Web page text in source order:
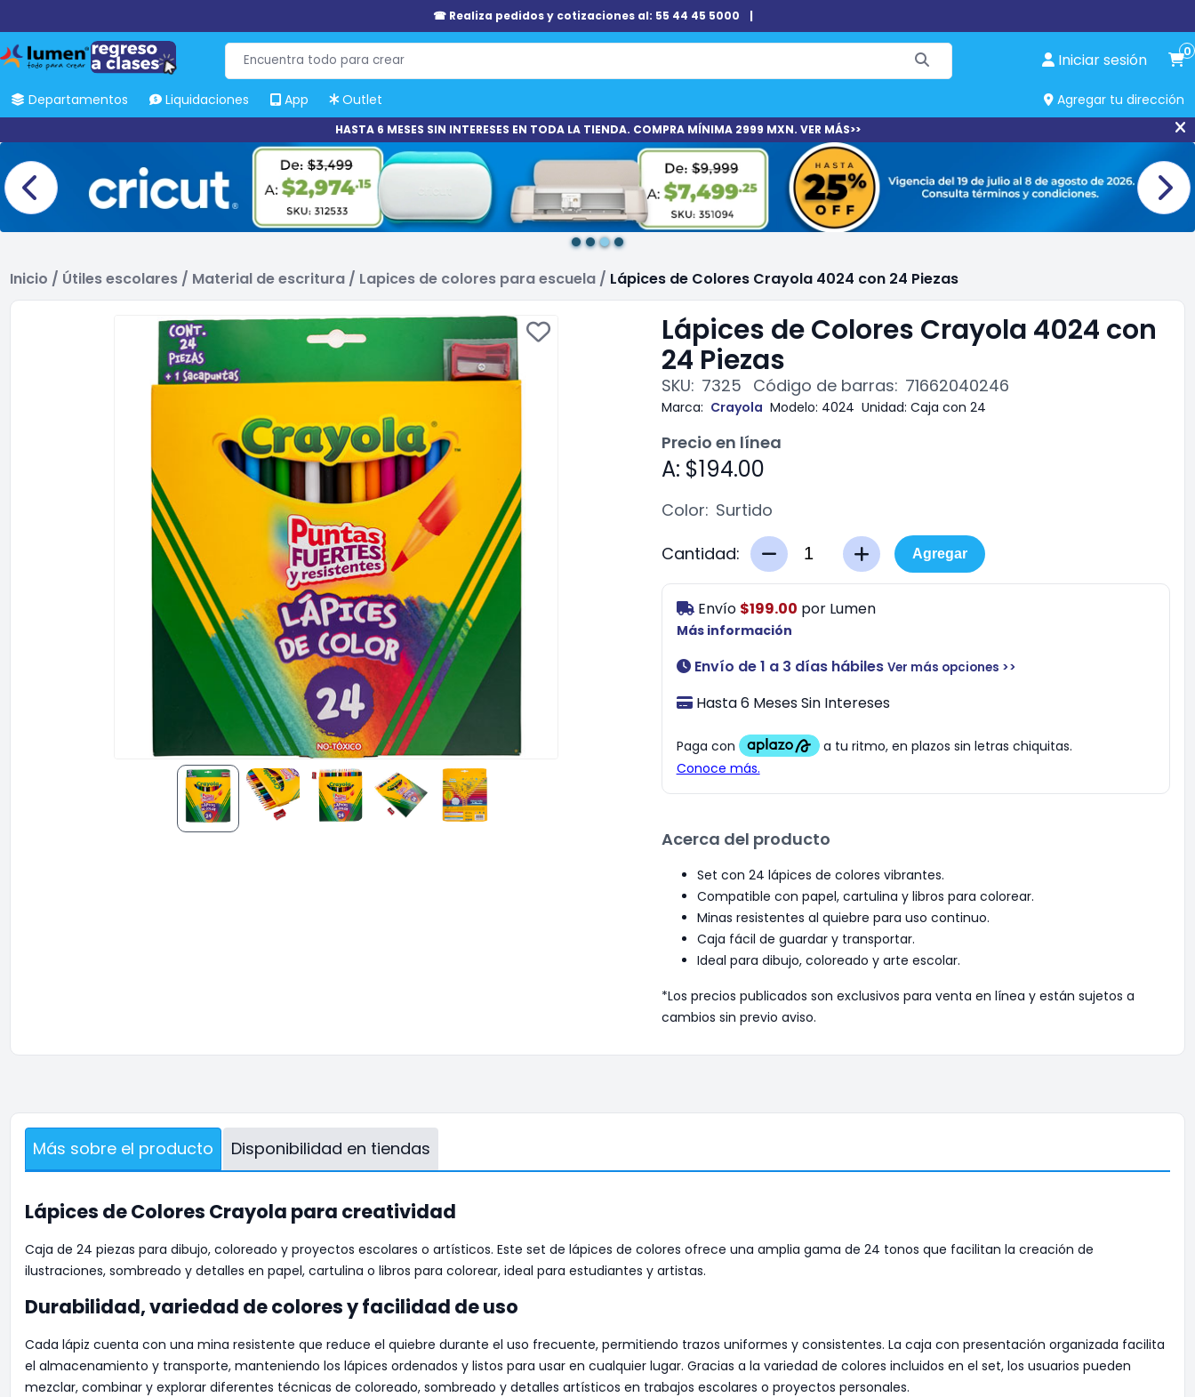
☎ Realiza pedidos y cotizaciones al: 55 44 45 5000 |
Iniciar sesión 0
Departamentos Liquidaciones App Outlet Agregar tu dirección
HASTA 6 MESES SIN INTERESES EN TODA LA TIENDA. COMPRA MÍNIMA 2999 MXN. VER MÁS>>
Inicio / Útiles escolares / Material de escritura / Lapices de colores para escuela / Lápices de Colores Crayola 4024 con 24 Piezas
Lápices de Colores Crayola 4024 con
24 Piezas
SKU: 7325 Código de barras: 71662040246
Marca: Crayola Modelo: 4024 Unidad: Caja con 24
Precio en línea
A: $194.00
Color: Surtido
Cantidad:
Agregar
Envío $199.00 por Lumen
Más información
Envío de 1 a 3 días hábiles Ver más opciones >>
Hasta 6 Meses Sin Intereses
Acerca del producto
Set con 24 lápices de colores vibrantes.
Compatible con papel, cartulina y libros para colorear.
Minas resistentes al quiebre para uso continuo.
Caja fácil de guardar y transportar.
Ideal para dibujo, coloreado y arte escolar.
*Los precios publicados son exclusivos para venta en línea y están sujetos a
cambios sin previo aviso.
Más sobre el producto Disponibilidad en tiendas
Lápices de Colores Crayola para creatividad
Caja de 24 piezas para dibujo, coloreado y proyectos escolares o artísticos. Este set de lápices de colores ofrece una amplia gama de 24 tonos que facilitan la creación de
ilustraciones, sombreado y detalles en papel, cartulina o libros para colorear, ideal para estudiantes y artistas.
Durabilidad, variedad de colores y facilidad de uso
Cada lápiz cuenta con una mina resistente que reduce el quiebre durante el uso frecuente, permitiendo trazos uniformes y consistentes. La caja con presentación organizada facilita
el almacenamiento y transporte, manteniendo los lápices ordenados y listos para usar en cualquier lugar. Gracias a la variedad de colores incluidos en el set, los usuarios pueden
mezclar, combinar y explorar diferentes técnicas de coloreado, sombreado y detalles artísticos en trabajos escolares o proyectos personales.